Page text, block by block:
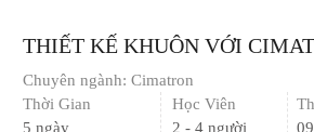
THIẾT KẾ KHUÔN VỚI
Chuyên ngành:Cimatron
Thời Gian
5 ngày
Học Viên
2 - 4 người